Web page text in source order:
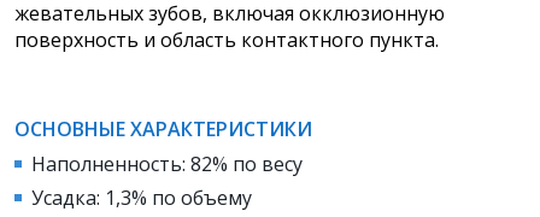
жевательных зубов, включая окклюзионную
поверхность и область контактного пункта.
ОСНОВНЫЕ ХАРАКТЕРИСТИКИ
Наполненность: 82% по весу
Усадка: 1,3% по объему